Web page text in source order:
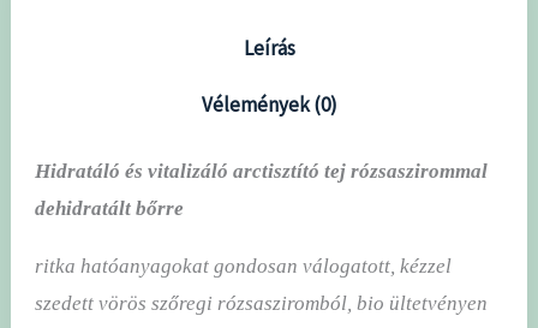
Leírás
Vélemények (0)
Hidratáló és vitalizáló arctisztító tej rózsaszirommal
dehidratált bőrre
ritka hatóanyagokat gondosan válogatott, kézzel
szedett vörös szőregi rózsasziromból, bio ültetvényen